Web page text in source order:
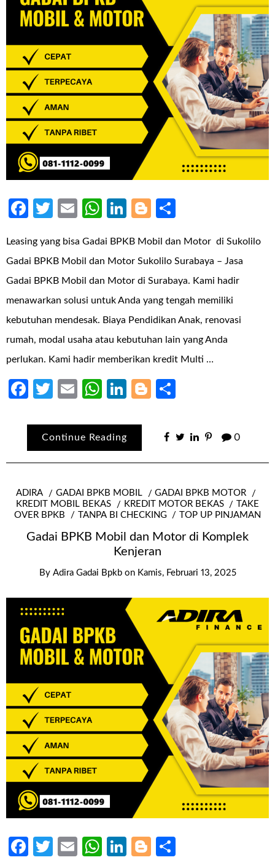
Facebook
Twitter
EmailWhatsApp
LinkedIn
Blogger
Leasing yang bisa Gadai BPKB Mobil dan Motor di Sukolilo
Gadai BPKB Mobil dan Motor Sukolilo Surabaya – Jasa
Gadai BPKB Mobil dan Motor di Surabaya. Kami hadir
menawarkan solusi untuk Anda yang tengah memiliki
kebutuhan mendesak. Biaya Pendidikan Anak, renovasi
rumah, modal usaha atau kebutuhan lain yang Anda
perlukan. Kami hadir memberikan kredit Multi …
Facebook
Twitter
EmailWhatsApp
LinkedIn
Blogger
Continue Reading 0
ADIRA GADAI BPKB MOBIL
GADAI BPKB MOTOR
KREDIT MOBIL BEKAS
KREDIT MOTOR BEKAS
TAKE
OVER BPKB
TANPA BI CHECKING TOP UP PINJAMAN
Gadai BPKB Mobil dan Motor di Komplek
Kenjeran
By Adira Gadai Bpkb on Kamis, Februari 13, 2025
Facebook
Twitter
EmailWhatsApp
LinkedIn
Blogger